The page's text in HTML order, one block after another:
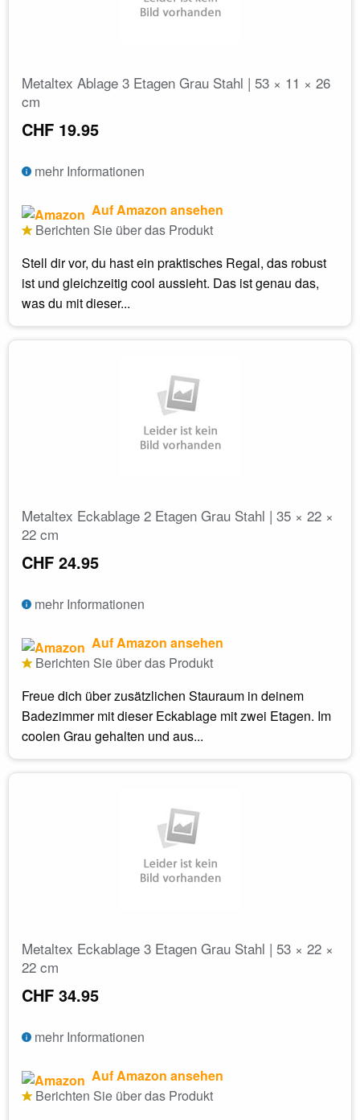
Metaltex Ablage 3 Etagen Grau Stahl | 53 × 11 × 26
cm
CHF 19.95
mehr Informationen
Auf Amazon ansehen
Berichten Sie über das Produkt
Stell dir vor, du hast ein praktisches Regal, das robust
ist und gleichzeitig cool aussieht. Das ist genau das,
was du mit dieser...
Metaltex Eckablage 2 Etagen Grau Stahl | 35 × 22 ×
22 cm
CHF 24.95
mehr Informationen
Auf Amazon ansehen
Berichten Sie über das Produkt
Freue dich über zusätzlichen Stauraum in deinem
Badezimmer mit dieser Eckablage mit zwei Etagen. Im
coolen Grau gehalten und aus...
Metaltex Eckablage 3 Etagen Grau Stahl | 53 × 22 ×
22 cm
CHF 34.95
mehr Informationen
Auf Amazon ansehen
Berichten Sie über das Produkt